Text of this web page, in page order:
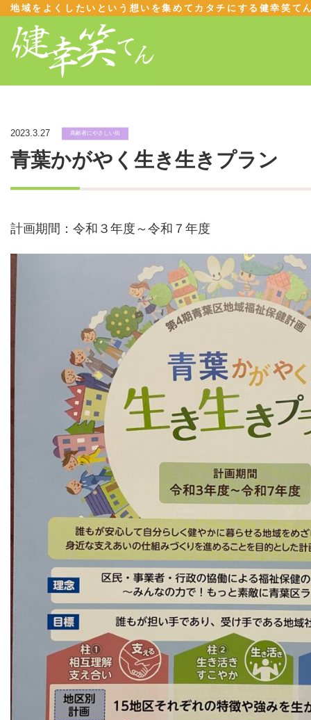
地域をよくしたいという想いを集めてカタチにする健幸笑て
2023.3.27 高齢者にやさしい街
青葉かがやく生き生きプラン
計画期間：令和３年度～令和７年度